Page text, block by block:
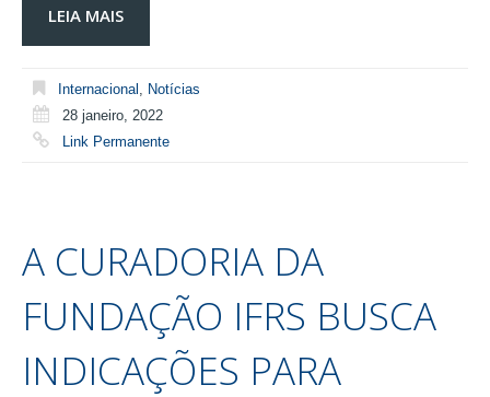
LEIA MAIS
Internacional , Notícias
28 janeiro, 2022
Link Permanente
A CURADORIA DA
FUNDAÇÃO IFRS BUSCA
INDICAÇÕES PARA